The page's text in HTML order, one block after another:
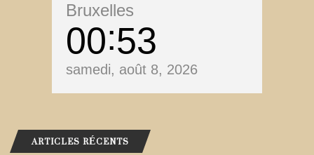
Bruxelles
00 53
samedi, août 8, 2026
ARTICLES RÉCENTS